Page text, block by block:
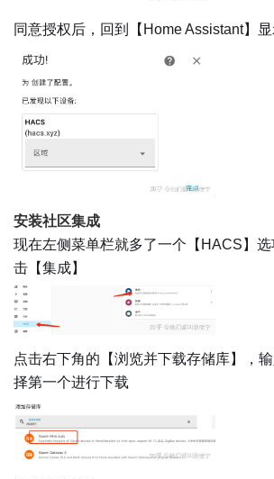
同意授权后，回到【Home Assistant】
安装社区集成
现在左侧菜单栏就多了一个【HACS】
击【集成】
点击右下角的【浏览并下载存储库】，
择第一个进行下载